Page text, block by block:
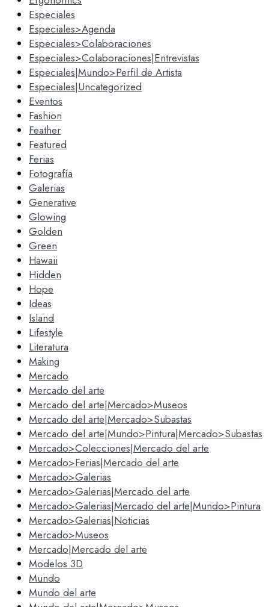
Especiales
Especiales>Agenda
Especiales>Colaboraciones
Especiales>Colaboraciones|Entrevistas
Especiales|Mundo>Perfil de Artista
Especiales|Uncategorized
Eventos
Fashion
Feather
Featured
Ferias
Fotografía
Galerias
Generative
Glowing
Golden
Green
Hawaii
Hidden
Hope
Ideas
Island
Lifestyle
Literatura
Making
Mercado
Mercado del arte
Mercado del arte|Mercado>Museos
Mercado del arte|Mercado>Subastas
Mercado del arte|Mundo>Pintura|Mercado>Subastas
Mercado>Colecciones|Mercado del arte
Mercado>Ferias|Mercado del arte
Mercado>Galerias
Mercado>Galerias|Mercado del arte
Mercado>Galerias|Mercado del arte|Mundo>Pintura
Mercado>Galerias|Noticias
Mercado>Museos
Mercado|Mercado del arte
Modelos 3D
Mundo
Mundo del arte